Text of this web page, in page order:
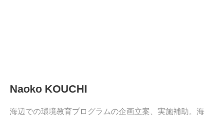
Naoko KOUCHI
海辺での環境教育プログラムの企画立案、実施補助。海